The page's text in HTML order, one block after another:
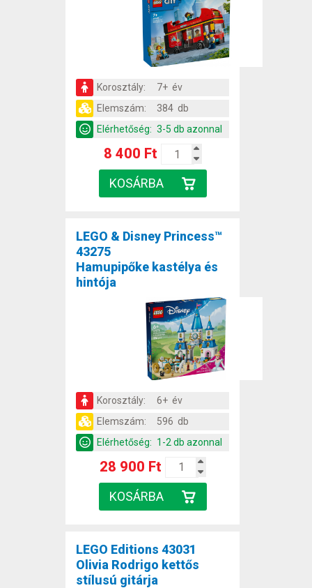
Korosztály:
7+ év
Elemszám:
384 db
Elérhetőség: 3-5 db azonnal
8 400 Ft
LEGO & Disney Princess™
43275
Hamupipőke kastélya és
hintója
Korosztály:
6+ év
Elemszám:
596 db
Elérhetőség: 1-2 db azonnal
28 900 Ft
LEGO Editions 43031
Olivia Rodrigo kettős
stílusú gitárja